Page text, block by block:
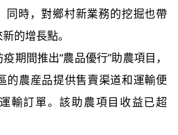
同時，對鄉村新業務的挖掘也帶
的增長點。
間推出“農品優行”助農項目，
的農産品提供售賣渠道和運輸便
輸訂單。該助農項目收益已超